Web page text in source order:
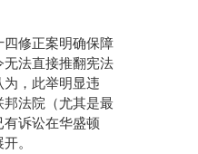
四修正案明确保障
无法直接推翻宪法
，此举明显违
邦法院（尤其是最
诉讼在华盛顿
。